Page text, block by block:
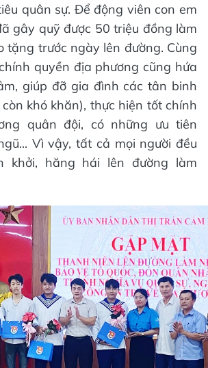
quân sự. Để động viên con em
gây quỹ được 50 triệu đồng làm
tặng trước ngày lên đường. Cùng
quyền địa phương cũng hứa
giúp đỡ gia đình các tân binh
khó khăn), thực hiện tốt chính
quân đội, có những ưu tiên
Vì vậy, tất cả mọi người đều
khởi, hăng hái lên đường làm